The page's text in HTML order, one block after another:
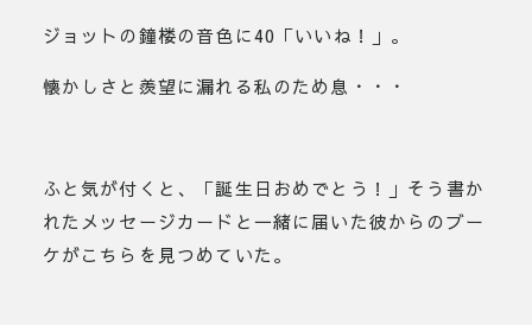
ジョットの鐘楼の音色に40「いいね！」。
懐かしさと羨望に漏れる私のため息・・・
ふと気が付くと、「誕生日おめでとう！」そう書か
れたメッセージカードと一緒に届いた彼からのブー
ケがこちらを見つめていた。